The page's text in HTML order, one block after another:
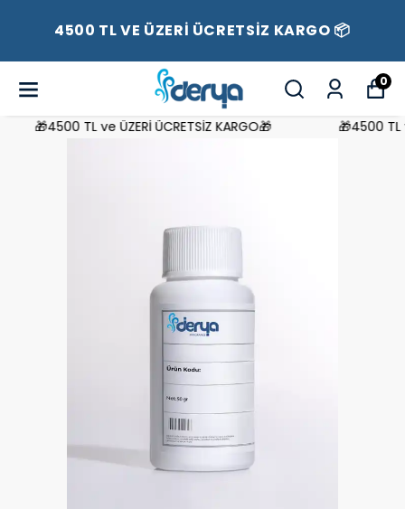
4500 TL VE ÜZERİ ÜCRETSİZ KARGO 📦
0
🎁4500 TL ve ÜZERİ ÜCRETSİZ KARGO🎁 🎁4500 TL